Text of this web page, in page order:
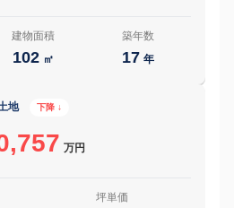
建物面積
102 ㎡
築年数
17 年
地 下降 ↓
万円
坪単価